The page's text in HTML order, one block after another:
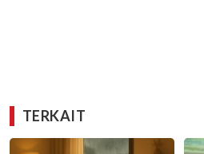
TERKAIT